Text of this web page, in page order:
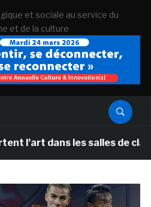
et sociale au service du
et de la culture
dans les salles de classe